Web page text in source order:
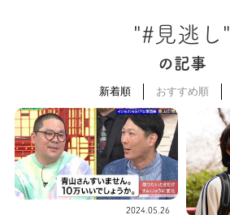
"#見逃し"
の記事
新着順 おすすめ順
2024.05.26